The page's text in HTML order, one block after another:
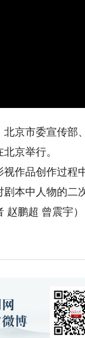
京市委宣传部
京举行。
作品创作过程
本中人物的二
鹏超 曾震宇）